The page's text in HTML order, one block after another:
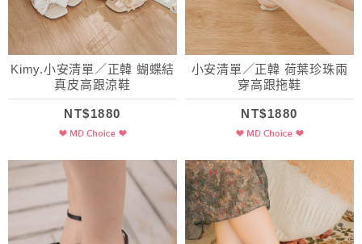
Kimy.小安清單／正韓 蝴蝶結
真皮高跟涼鞋
NT$1880
小安清單／正韓 荷葉珍珠兩
穿高跟拖鞋
NT$1880